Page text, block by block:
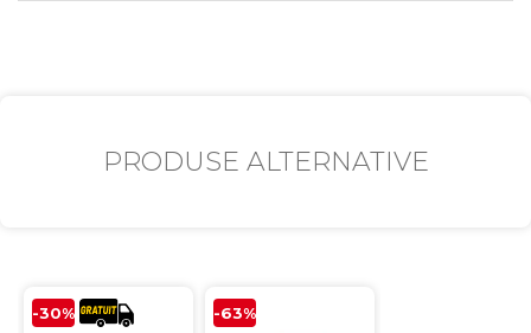
PRODUSE ALTERNATIVE
-30% -63%